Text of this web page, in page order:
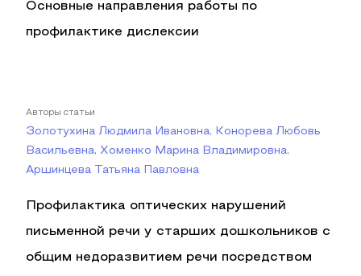
Основные направления работы по
профилактике дислексии
Авторы статьи
Золотухина Людмила Ивановна, Конорева Любовь
Васильевна, Хоменко Марина Владимировна,
Аршинцева Татьяна Павловна
Профилактика оптических нарушений
письменной речи у старших дошкольников с
общим недоразвитием речи посредством